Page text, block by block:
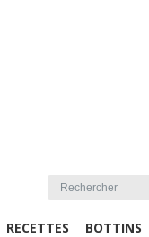
RECETTES BOTTINS